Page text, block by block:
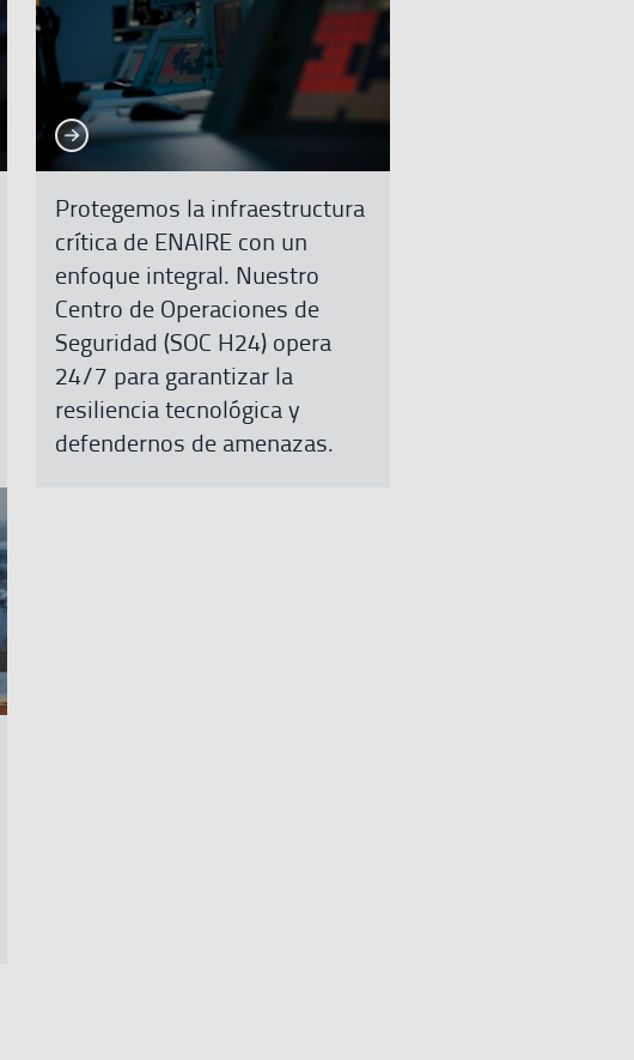
Ver más Ver más
Protegemos la infraestructura
crítica de ENAIRE con un
enfoque integral. Nuestro
Centro de Operaciones de
Seguridad (SOC H24) opera
24/7 para garantizar la
resiliencia tecnológica y
defendernos de amenazas.